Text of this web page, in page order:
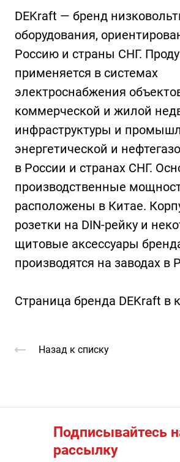
DEKraft — бренд
оборудования,
Россию и страны СНГ.
применяется в системах
электроснабжения
коммерческой и жилой
инфраструктуры и
энергетической и
в России и странах СНГ.
производственные
расположены в Китае.
розетки на DIN-рейку и
щитовые аксессуары
производятся на заводах в
Страница бренда DEKraft в
Назад к списку
Подписывайтесь
рассылку